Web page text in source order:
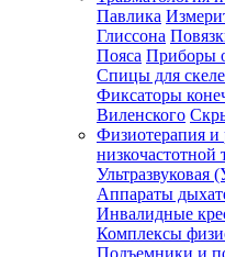
Павлика
Глиссона
Пояса Приборы
Спицы для
Фиксаторы
Виленского
Физиотерапия и
низкочастотной
Ультразвуковая
Аппараты
Инвалидные
Комплексы
Подъемники и